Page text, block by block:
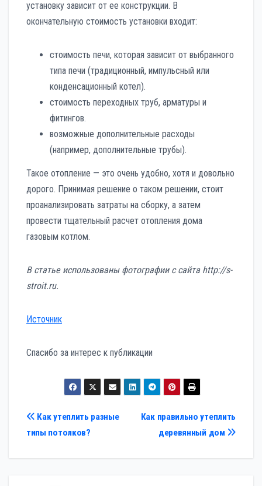
установку зависит от ее конструкции. В
окончательную стоимость установки входит:
стоимость печи, которая зависит от выбранного
типа печи (традиционный, импульсный или
конденсационный котел).
стоимость переходных труб, арматуры и
фитингов.
возможные дополнительные расходы
(например, дополнительные трубы).
Такое отопление — это очень удобно, хотя и довольно
дорого. Принимая решение о таком решении, стоит
проанализировать затраты на сборку, а затем
провести тщательный расчет отопления дома
газовым котлом.
В статье использованы фотографии с сайта http://s-
stroit.ru.
Источник
Спасибо за интерес к публикации
Навигация
Как правильно утеплить
деревянный дом
Как утеплить разные
типы потолков?